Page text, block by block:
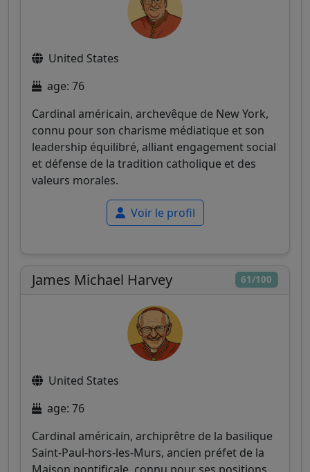
United States
age: 76
Cardinal américain, archevêque de New York,
connu pour son charisme médiatique et son
leadership équilibré, alliant engagement social
et défense de la tradition catholique et des
valeurs morales.
Voir le profil
61/100
James Michael Harvey
United States
age: 76
Cardinal américain, archiprêtre de la basilique
Saint-Paul-hors-les-Murs, ancien préfet de la